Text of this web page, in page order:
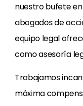
nuestro bufete en
abogados de
equipo legal
como asesoría
Trabajamos
máxima